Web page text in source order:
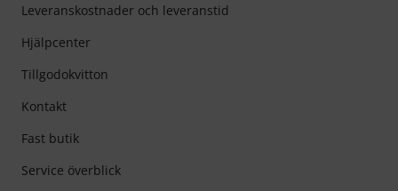
Leveranskostnader och leveranstid
Hjälpcenter
Tillgodokvitton
Kontakt
Fast butik
Service överblick